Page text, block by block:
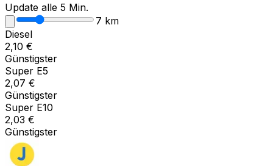
Update alle 5 Min.
7 km
Diesel
2,10 €
Günstigster
Super E5
2,07 €
Günstigster
Super E10
2,03 €
Günstigster